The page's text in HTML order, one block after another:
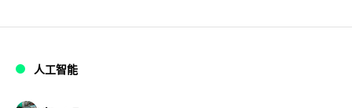
人工智能